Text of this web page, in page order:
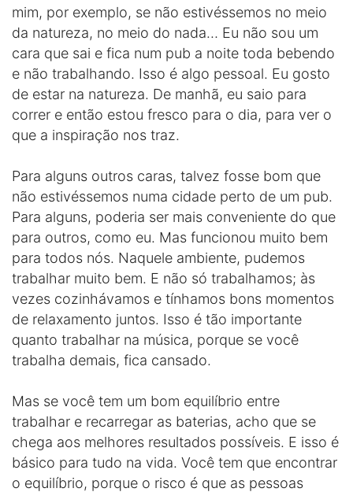
mim, por exemplo, se não estivéssemos no meio
da natureza, no meio do nada… Eu não sou um
cara que sai e fica num pub a noite toda bebendo
e não trabalhando. Isso é algo pessoal. Eu gosto
de estar na natureza. De manhã, eu saio para
correr e então estou fresco para o dia, para ver o
que a inspiração nos traz.
Para alguns outros caras, talvez fosse bom que
não estivéssemos numa cidade perto de um pub.
Para alguns, poderia ser mais conveniente do que
para outros, como eu. Mas funcionou muito bem
para todos nós. Naquele ambiente, pudemos
trabalhar muito bem. E não só trabalhamos; às
vezes cozinhávamos e tínhamos bons momentos
de relaxamento juntos. Isso é tão importante
quanto trabalhar na música, porque se você
trabalha demais, fica cansado.
Mas se você tem um bom equilíbrio entre
trabalhar e recarregar as baterias, acho que se
chega aos melhores resultados possíveis. E isso é
básico para tudo na vida. Você tem que encontrar
o equilíbrio, porque o risco é que as pessoas